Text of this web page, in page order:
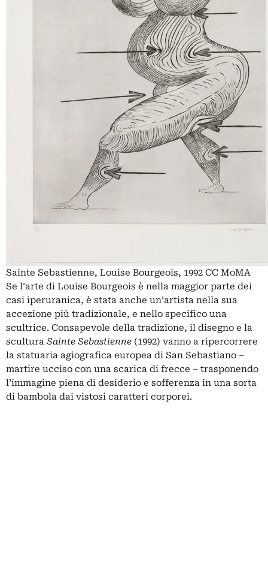
Sainte Sebastienne, Louise Bourgeois, 1992 CC MoMA
Se l’arte di Louise Bourgeois è nella maggior parte dei
casi iperuranica, è stata anche un’artista nella sua
accezione più tradizionale, e nello specifico una
scultrice. Consapevole della tradizione, il disegno e la
scultura Sainte Sebastienne (1992) vanno a ripercorrere
la statuaria agiografica europea di San Sebastiano –
martire ucciso con una scarica di frecce – trasponendo
l’immagine piena di desiderio e sofferenza in una sorta
di bambola dai vistosi caratteri corporei.